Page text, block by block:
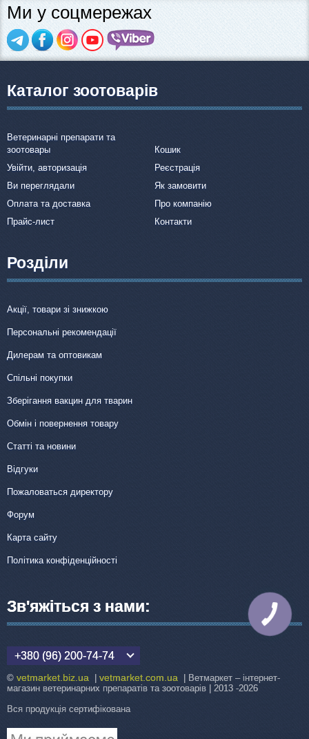
Ми у соцмережах
Каталог зоотоварів
Ветеринарні препарати та
зоотовары
Кошик
Увійти, авторизація
Реєстрація
Ви переглядали
Як замовити
Оплата та доставка
Про компанію
Прайс-лист
Контакти
Розділи
Акції, товари зі знижкою
Персональні рекомендації
Дилерам та оптовикам
Спільні покупки
Зберігання вакцин для тварин
Обмін і повернення товару
Статті та новини
Відгуки
Пожаловаться директору
Форум
Карта сайту
Політика конфіденційності
Зв'яжіться з нами:
+380 (96) 200-74-74
© vetmarket.biz.ua vetmarket.com.ua | Ветмаркет – інтернет-
магазин ветеринарних препаратів та зоотоварів | 2013 -2026
Вся продукція сертифікована
КНОПКА
ЗВ'ЯЗКУ